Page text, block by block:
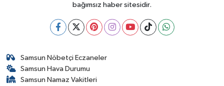
bağımsız haber sitesidir.
Samsun Nöbetçi Eczaneler
Samsun Hava Durumu
Samsun Namaz Vakitleri